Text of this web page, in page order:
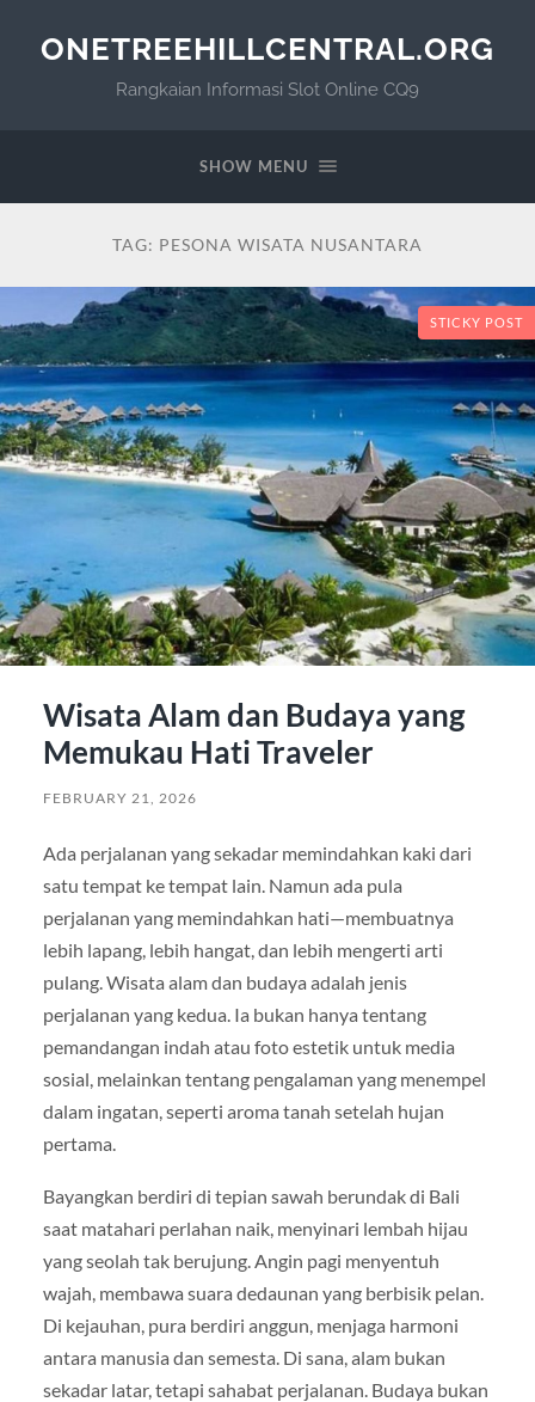
ONETREEHILLCENTRAL.ORG
Rangkaian Informasi Slot Online CQ9
SHOW MENU
TAG: PESONA WISATA NUSANTARA
STICKY POST
Wisata Alam dan Budaya yang
Memukau Hati Traveler
FEBRUARY 21, 2026
Ada perjalanan yang sekadar memindahkan kaki dari
satu tempat ke tempat lain. Namun ada pula
perjalanan yang memindahkan hati—membuatnya
lebih lapang, lebih hangat, dan lebih mengerti arti
pulang. Wisata alam dan budaya adalah jenis
perjalanan yang kedua. Ia bukan hanya tentang
pemandangan indah atau foto estetik untuk media
sosial, melainkan tentang pengalaman yang menempel
dalam ingatan, seperti aroma tanah setelah hujan
pertama.
Bayangkan berdiri di tepian sawah berundak di Bali
saat matahari perlahan naik, menyinari lembah hijau
yang seolah tak berujung. Angin pagi menyentuh
wajah, membawa suara dedaunan yang berbisik pelan.
Di kejauhan, pura berdiri anggun, menjaga harmoni
antara manusia dan semesta. Di sana, alam bukan
sekadar latar, tetapi sahabat perjalanan. Budaya bukan